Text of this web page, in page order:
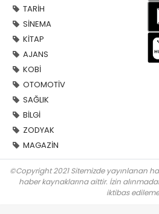
TARİH
SİNEMA
KİTAP
AJANS
KOBİ
OTOMOTİV
SAĞLIK
BİLGİ
ZODYAK
MAGAZİN
©Copyright 2021 Sitemizde yayınlanan
haber kaynaklarına aittir. İzin
iktibas